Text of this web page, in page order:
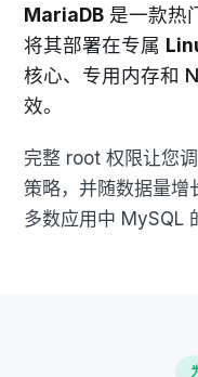
MariaDB 是一款热
将其部署在专属
核心、专用内存和
效。
完整 root 权限让您
策略，并随数据量
多数应用中 MySQL